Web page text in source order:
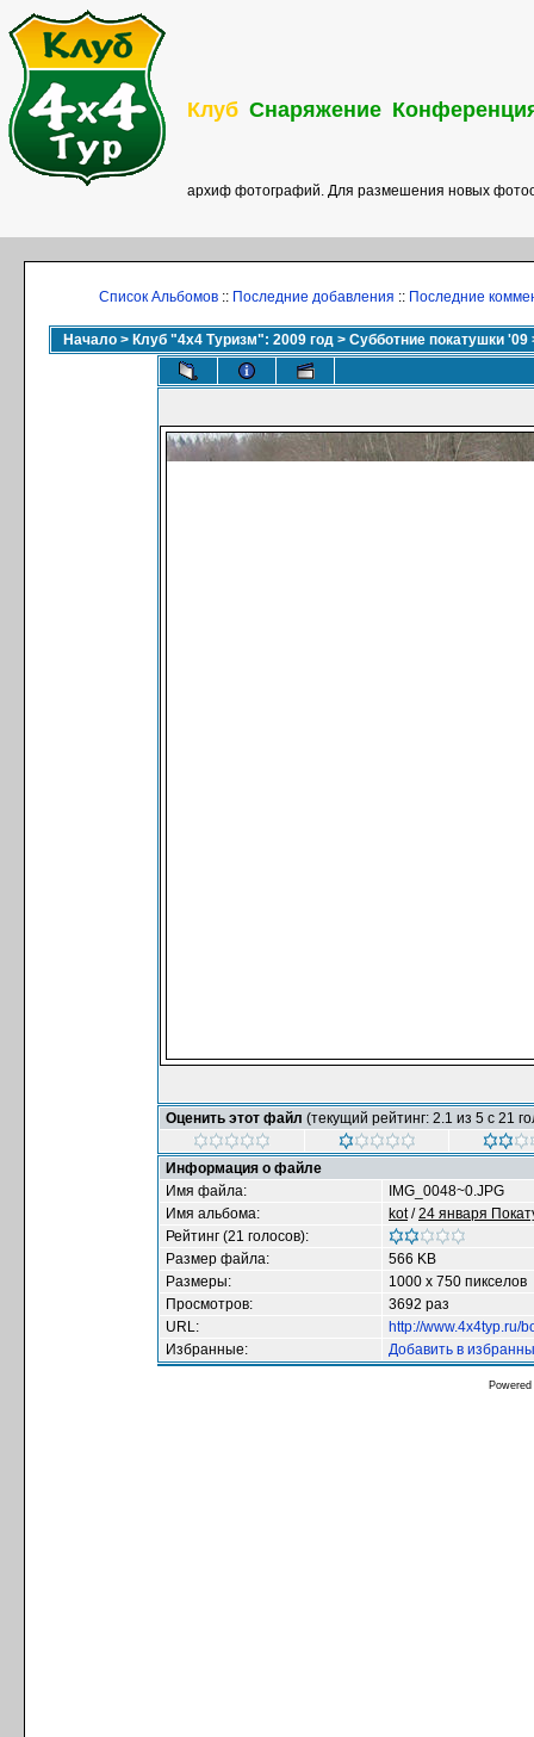
Клуб Снаряжение
архиф фотографий. Для размешения новых
Список Альбомов:: Последние добавления :: Последние
Начало > Клуб "4х4 Туризм": 2009 год > Субботние покатушки '09
Оценить этот файл (текущий рейтинг: 2.1 из 5 с 21
Информация о файле
Имя файла:
IMG_0048~0.JPG
Имя альбома:
kot/24 января
Рейтинг (21 голосов):
Размер файла:
566 KB
Размеры:
1000 x 750 пикселов
Просмотров:
3692 раз
URL:
http://www.4x4typ.ru/
Избранные:
Добавить в